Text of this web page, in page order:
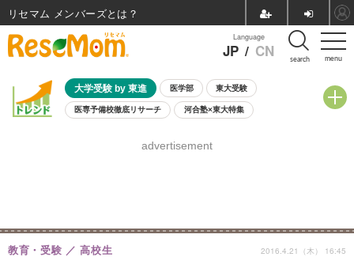
menu
Language
JP / CN search
大学受験 by 東進 医学部 東大受験
医専予備校徹底リサーチ 河合塾×東大特集
8月開催学校説明会・相談会
advertisement
教育・受験 高校生 2016.4.21（木） 16:45
リセマム メンバーズ